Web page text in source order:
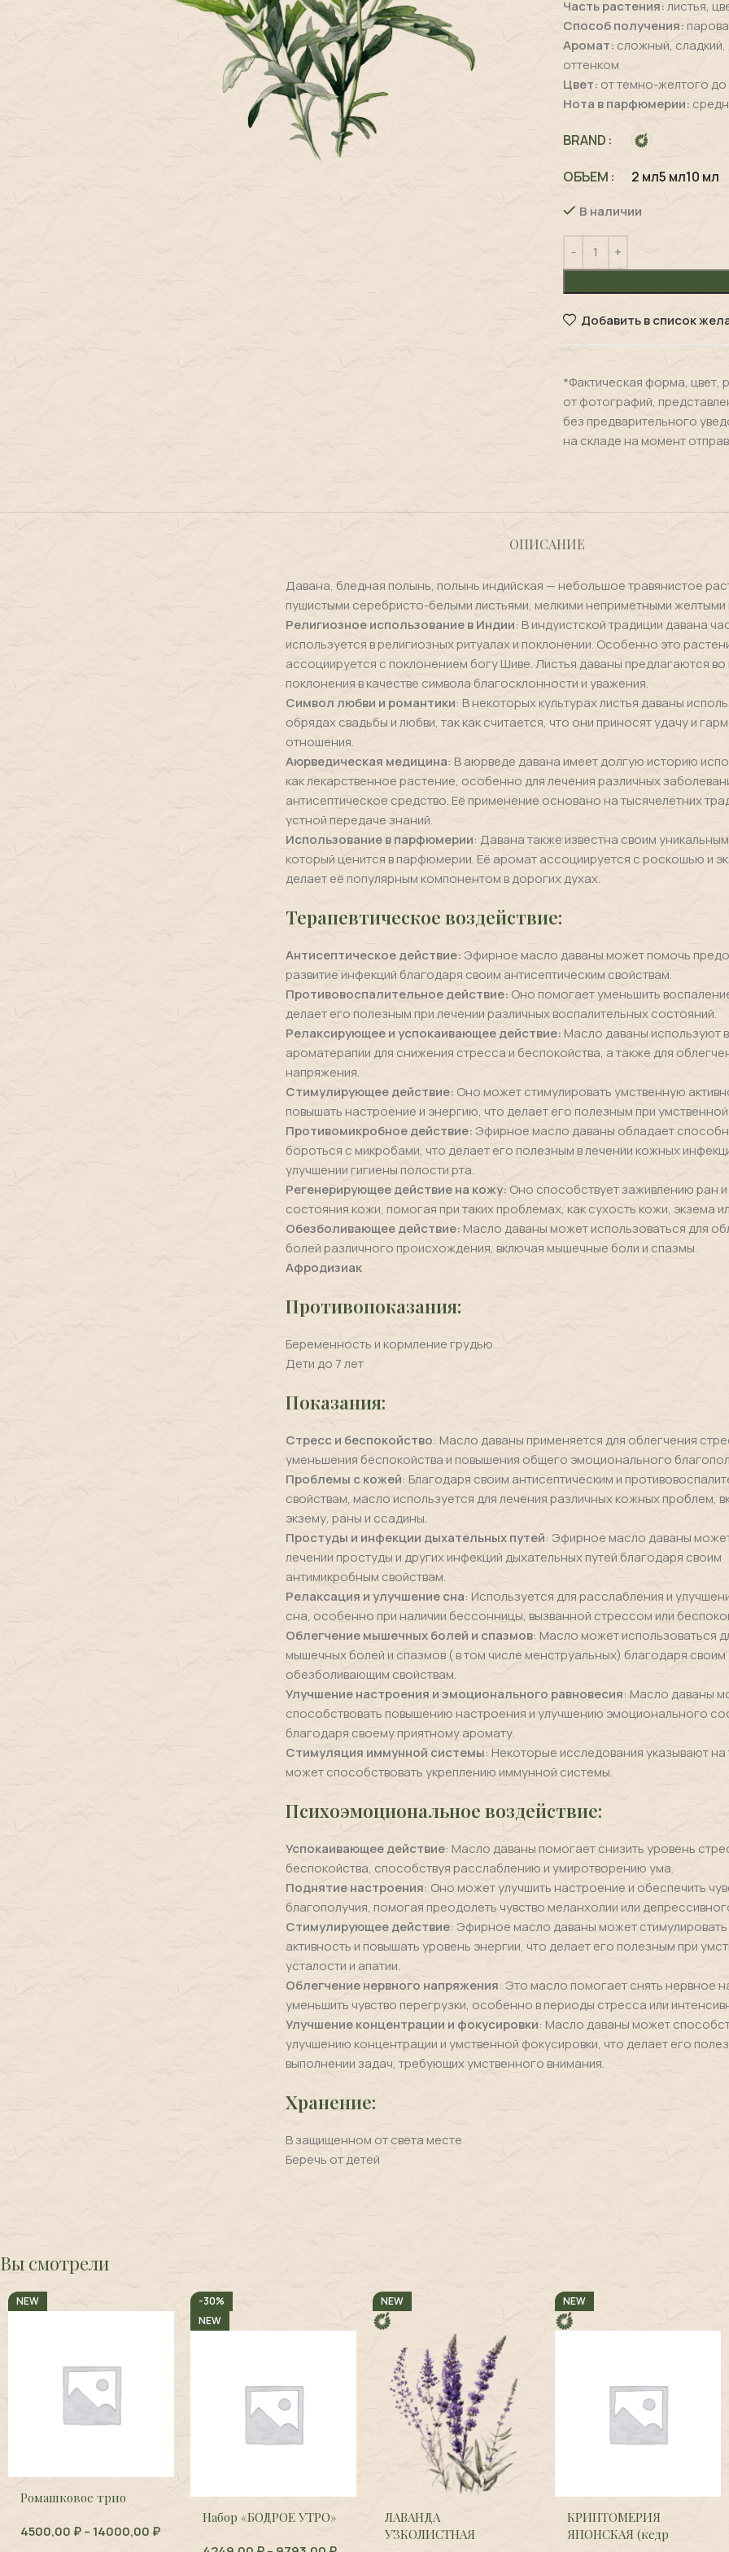
Часть растения:листья,
Способ получения:
Аромат: сложный,
оттенком
Цвет: от темно-желтого
Нота в парфюмерии:
BRAND
ОБЪЕМ 2 мл5 мл10 мл
В наличии
Добавить в список
*Фактическая форма, цвет,
от фотографий,
без предварительного
на складе на момент
ОПИСАНИЕ
Давана, бледная полынь, полынь индийская — небольшое травянистое
пушистыми серебристо-белыми листьями, мелкими неприметными желтыми
Религиозное использование в Индии: В индуистской традиции давана
используется в религиозных ритуалах и поклонении. Особенно это
ассоциируется с поклонением богу Шиве. Листья даваны предлагаются во
поклонения в качестве символа благосклонности и уважения.
Символ любви и романтики: В некоторых культурах листья даваны
обрядах свадьбы и любви, так как считается, что они приносят удачу и
отношения.
Аюрведическая медицина: В аюрведе давана имеет долгую историю
как лекарственное растение, особенно для лечения различных
антисептическое средство. Её применение основано на тысячелетних
устной передаче знаний.
Использование в парфюмерии: Давана также известна своим
который ценится в парфюмерии. Её аромат ассоциируется с роскошью и
делает её популярным компонентом в дорогих духах.
Терапевтическое воздействие:
Антисептическое действие:Эфирное масло даваны может помочь
развитие инфекций благодаря своим антисептическим свойствам.
Противовоспалительное действие:Оно помогает уменьшить
делает его полезным при лечении различных воспалительных состояний.
Релаксирующее и успокаивающее действие: Масло даваны используют в
ароматерапии для снижения стресса и беспокойства, а также для
напряжения.
Стимулирующее действие: Оно может стимулировать умственную
повышать настроение и энергию, что делает его полезным при
Противомикробное действие:Эфирное масло даваны обладает
бороться с микробами, что делает его полезным в лечении кожных
улучшении гигиены полости рта.
Регенерирующее действие на кожу: Оно способствует заживлению ран
состояния кожи, помогая при таких проблемах, как сухость кожи, экзема
Обезболивающее действие: Масло даваны может использоваться для
болей различного происхождения, включая мышечные боли и спазмы.
Афродизиак
Противопоказания:
Беременность и кормление грудью
Дети до 7 лет
Показания:
Стресс и беспокойство: Масло даваны применяется для облегчения
уменьшения беспокойства и повышения общего эмоционального
Проблемы с кожей: Благодаря своим антисептическим и
свойствам, масло используется для лечения различных кожных проблем,
экзему, раны и ссадины.
Простуды и инфекции дыхательных путей: Эфирное масло даваны
лечении простуды и других инфекций дыхательных путей благодаря своим
антимикробным свойствам.
Релаксация и улучшение сна: Используется для расслабления и
сна, особенно при наличии бессонницы, вызванной стрессом или
Облегчение мышечных болей и спазмов: Масло может использоваться
мышечных болей и спазмов ( в том числе менструальных) благодаря своим
обезболивающим свойствам.
Улучшение настроения и эмоционального равновесия: Масло даваны
способствовать повышению настроения и улучшению эмоционального
благодаря своему приятному аромату.
Стимуляция иммунной системы: Некоторые исследования указывают на
может способствовать укреплению иммунной системы.
Психоэмоциональное воздействие:
Успокаивающее действие: Масло даваны помогает снизить уровень
беспокойства, способствуя расслаблению и умиротворению ума.
Поднятие настроения: Оно может улучшить настроение и обеспечить
благополучия, помогая преодолеть чувство меланхолии или
Стимулирующее действие: Эфирное масло даваны может
активность и повышать уровень энергии, что делает его полезным при
усталости и апатии.
Облегчение нервного напряжения: Это масло помогает снять нервное
уменьшить чувство перегрузки, особенно в периоды стресса или
Улучшение концентрации и фокусировки: Масло даваны может
улучшению концентрации и умственной фокусировки, что делает его
выполнении задач, требующих умственного внимания.
Хранение:
В защищенном от света месте
Беречь от детей
Вы смотрели
NEW
Ромашковое трио
4500,00 ₽– 14000,00 ₽
-30%
NEW
Набор «БОДРОЕ УТРО»
NEW
ЛАВАНДА
УЗКОЛИСТНАЯ
NEW
КРИПТОМЕРИЯ
ЯПОНСКАЯ (кедр